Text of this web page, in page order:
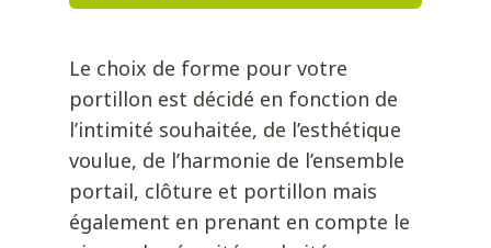
Le choix de forme pour votre
portillon est décidé en fonction de
l’intimité souhaitée, de l’esthétique
voulue, de l’harmonie de l’ensemble
portail, clôture et portillon mais
également en prenant en compte le